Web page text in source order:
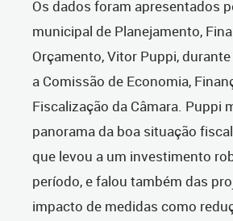
Os dados foram apresentados
municipal de Planejamento,
Orçamento, Vitor Puppi,
a Comissão de Economia,
Fiscalização da Câmara. Puppi
panorama da boa situação
que levou a um investimento
período, e falou também das
impacto de medidas como